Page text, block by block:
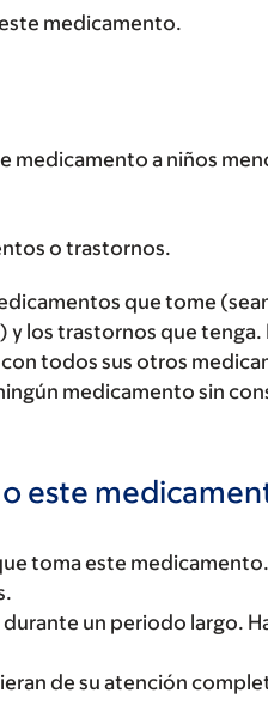
medicamento.
medicamento a niños
o trastornos.
que tome
los trastornos que tenga.
todos sus otros
medicamento sin
este
toma este
un periodo largo.
de su atención